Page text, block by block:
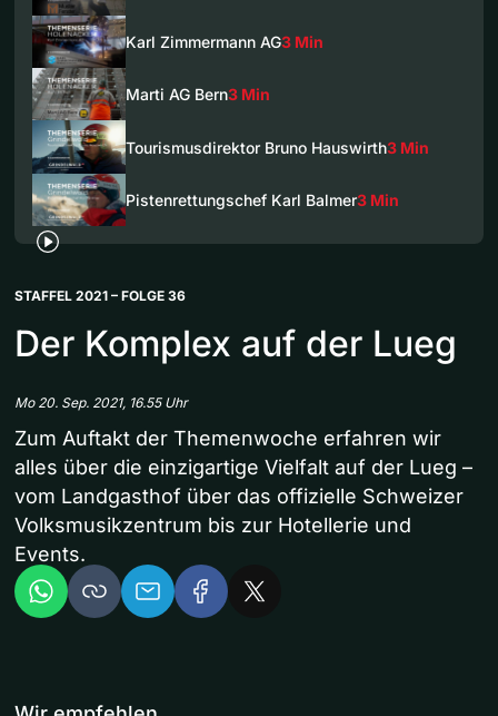
Karl Zimmermann AG3 Min
Marti AG Bern3 Min
Tourismusdirektor Bruno Hauswirth3 Min
Pistenrettungschef Karl Balmer3 Min
STAFFEL 2021 – FOLGE 36
Der Komplex auf der Lueg
Mo 20. Sep. 2021, 16.55 Uhr
Zum Auftakt der Themenwoche erfahren wir
alles über die einzigartige Vielfalt auf der Lueg –
vom Landgasthof über das offizielle Schweizer
Volksmusikzentrum bis zur Hotellerie und
Events.